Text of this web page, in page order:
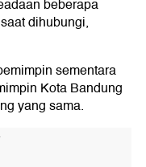
beberapa
dihubungi,
sementara
Kota Bandung
yang sama.